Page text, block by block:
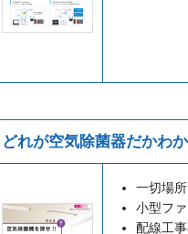
どれが空気除菌器だかわ
一切場
小型フ
配線工